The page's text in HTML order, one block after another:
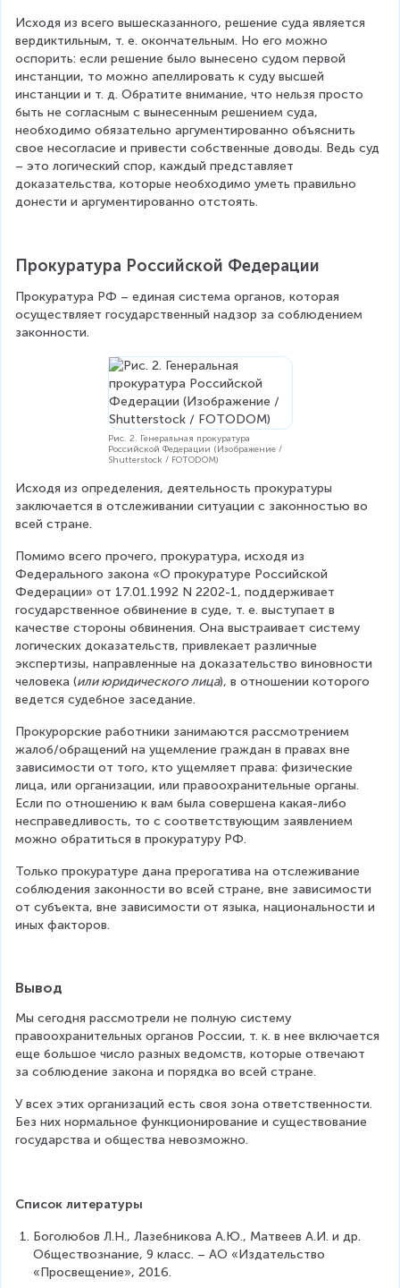
Исходя из всего вышесказанного, решение суда является
вердиктильным, т. е. окончательным. Но его можно
оспорить: если решение было вынесено судом первой
инстанции, то можно апеллировать к суду высшей
инстанции и т. д. Обратите внимание, что нельзя просто
быть не согласным с вынесенным решением суда,
необходимо обязательно аргументированно объяснить
свое несогласие и привести собственные доводы. Ведь суд
– это логический спор, каждый представляет
доказательства, которые необходимо уметь правильно
донести и аргументированно отстоять.
Прокуратура Российской Федерации
Прокуратура РФ – единая система органов, которая
осуществляет государственный надзор за соблюдением
законности.
Рис. 2. Генеральная прокуратура
Российской Федерации (Изображение /
Shutterstock / FOTODOM)
Исходя из определения, деятельность прокуратуры
заключается в отслеживании ситуации с законностью во
всей стране.
Помимо всего прочего, прокуратура, исходя из
Федерального закона «О прокуратуре Российской
Федерации» от 17.01.1992 N 2202-1, поддерживает
государственное обвинение в суде, т. е. выступает в
качестве стороны обвинения. Она выстраивает систему
логических доказательств, привлекает различные
экспертизы, направленные на доказательство виновности
человека (или юридического лица), в отношении которого
ведется судебное заседание.
Прокурорские работники занимаются рассмотрением
жалоб/обращений на ущемление граждан в правах вне
зависимости от того, кто ущемляет права: физические
лица, или организации, или правоохранительные органы.
Если по отношению к вам была совершена какая-либо
несправедливость, то с соответствующим заявлением
можно обратиться в прокуратуру РФ.
Только прокуратуре дана прерогатива на отслеживание
соблюдения законности во всей стране, вне зависимости
от субъекта, вне зависимости от языка, национальности и
иных факторов.
Вывод
Мы сегодня рассмотрели не полную систему
правоохранительных органов России, т. к. в нее включается
еще большое число разных ведомств, которые отвечают
за соблюдение закона и порядка во всей стране.
У всех этих организаций есть своя зона ответственности.
Без них нормальное функционирование и существование
государства и общества невозможно.
Список литературы
Боголюбов Л.Н., Лазебникова А.Ю., Матвеев А.И. и др.
Обществознание, 9 класс. – АО «Издательство
«Просвещение», 2016.